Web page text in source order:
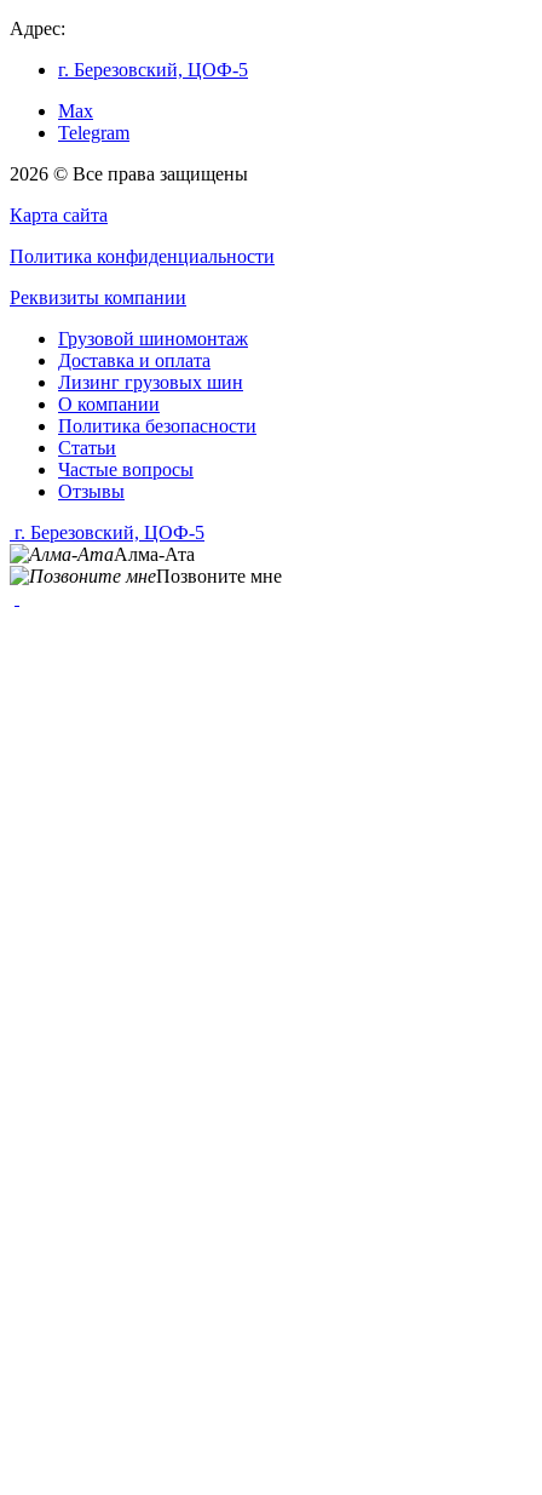
Адрес:
г. Березовский, ЦОФ-5
Max
Telegram
2026 © Все права защищены
Карта сайта
Политика конфиденциальности
Реквизиты компании
Грузовой шиномонтаж
Доставка и оплата
Лизинг грузовых шин
О компании
Политика безопасности
Статьи
Частые вопросы
Отзывы
г. Березовский, ЦОФ-5
Алма-Ата
Позвоните мне